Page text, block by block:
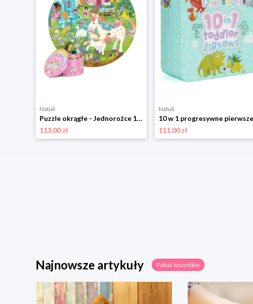
Natuli
Puzzle okrągłe - Jednorożce 150 elementów Boppi
113.00 zł
Natuli
111.00 zł
Najnowsze artykuły Pokaż wszystkie